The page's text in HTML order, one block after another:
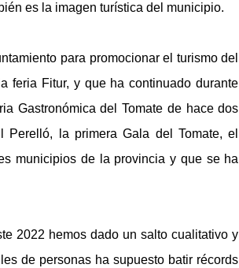
es la imagen turística del municipio.
para promocionar el turismo del
feria Fitur, y que ha continuado durante
Gastronómica del Tomate de hace dos
Perelló, la primera Gala del Tomate, el
municipios de la provincia y que se ha
2022 hemos dado un salto cualitativo y
de personas ha supuesto batir récords